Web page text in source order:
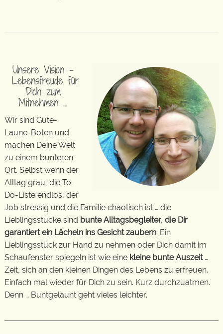
Unsere Vision –
Lebensfreude für
Dich zum
Mitnehmen …
Wir sind Gute-
Laune-Boten und
machen Deine Welt
zu einem bunteren
Ort. Selbst wenn der
Alltag grau, die To-
Do-Liste endlos, der
Job stressig und die Familie chaotisch ist … die
Lieblingsstücke sind bunte Alltagsbegleiter, die Dir
garantiert ein Lächeln ins Gesicht zaubern. Ein
Lieblingsstück zur Hand zu nehmen oder Dich damit im
Schaufenster spiegeln ist wie eine kleine bunte Auszeit…
Zeit, sich an den kleinen Dingen des Lebens zu erfreuen.
Einfach mal wieder für Dich zu sein. Kurz durchzuatmen.
Denn … Buntgelaunt geht vieles leichter.